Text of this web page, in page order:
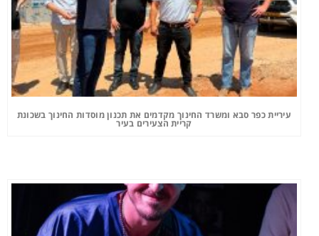
עיריית כפר סבא ומשרד החינוך מקדמים את תכנון מוסדות החינוך בשכונת
קריית הצעירים בעיר